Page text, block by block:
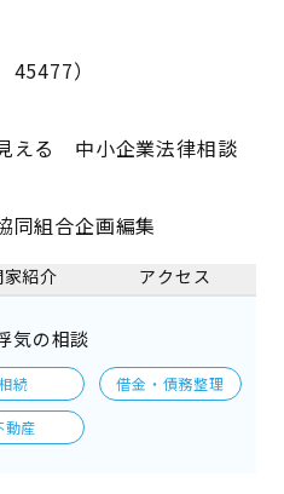
）
える 中小企業法律相談
合企画編集
紹介 アクセス
気の相談
相続 借金・債務整理
動産